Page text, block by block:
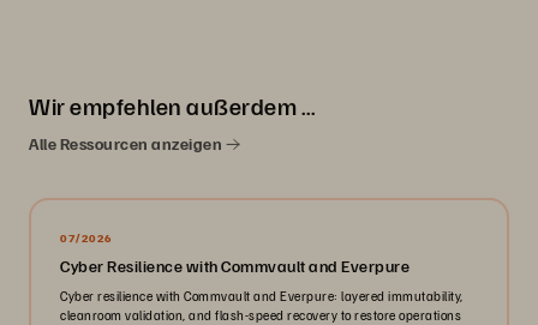
Wir empfehlen außerdem …
Alle Ressourcen anzeigen
07/2026
Cyber Resilience with Commvault and Everpure
Cyber resilience with Commvault and Everpure: layered immutability,
cleanroom validation, and flash-speed recovery to restore operations